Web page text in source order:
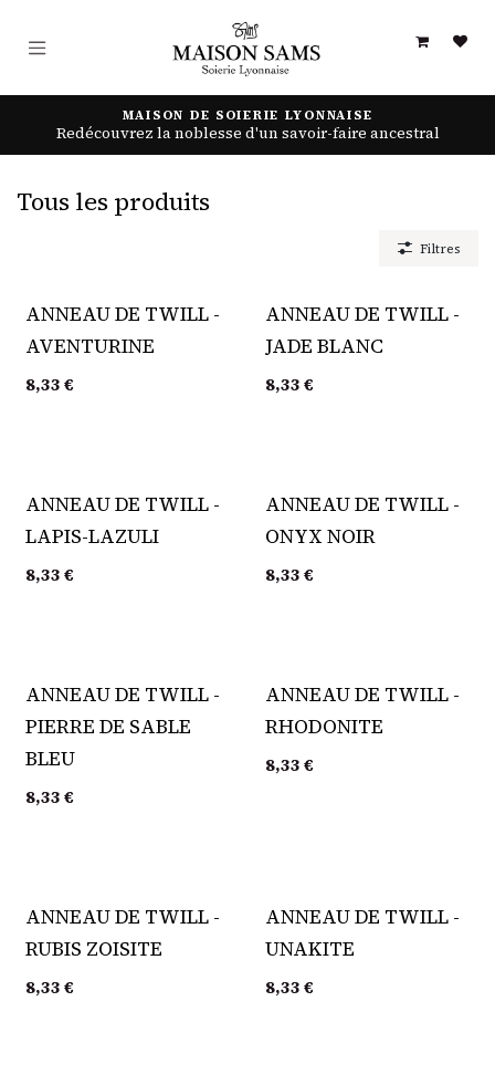
MAISON DE SOIERIE LYONNAISE
Redécouvrez la noblesse d'un savoir-faire ancestral
Tous les produits
Filtres
ANNEAU DE TWILL -
AVENTURINE
8,33€
ANNEAU DE TWILL -
JADE BLANC
8,33€
ANNEAU DE TWILL -
LAPIS-LAZULI
8,33€
ANNEAU DE TWILL -
ONYX NOIR
8,33€
ANNEAU DE TWILL -
PIERRE DE SABLE
BLEU
8,33€
ANNEAU DE TWILL -
RHODONITE
8,33€
ANNEAU DE TWILL -
RUBIS ZOISITE
8,33€
ANNEAU DE TWILL -
UNAKITE
8,33€